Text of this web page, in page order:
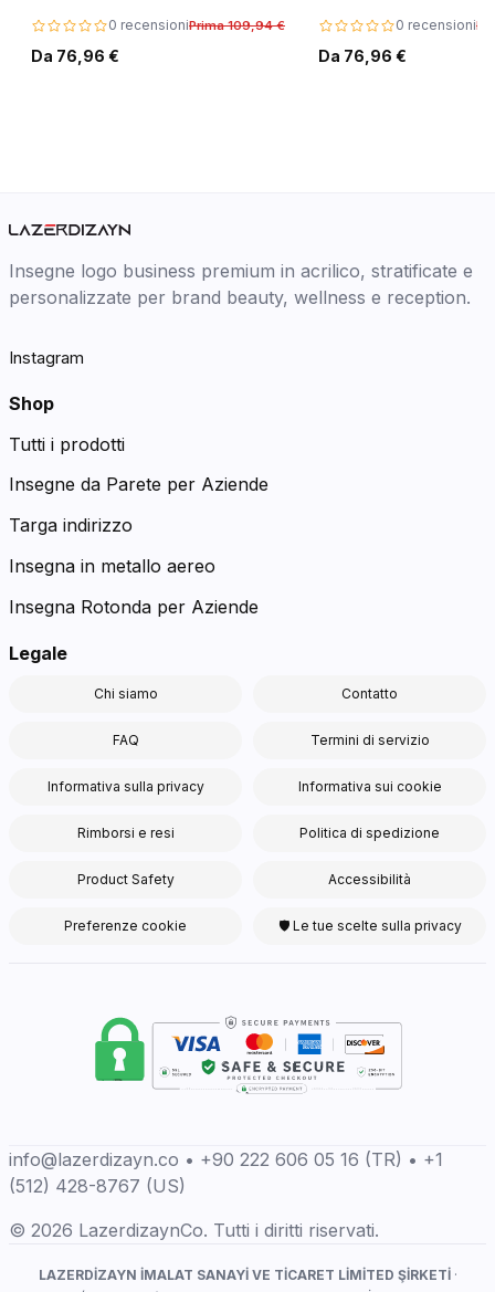
0 recensioniPrima 109,94 €
Da 76,96 €
0 recensioni
Da 76,96 €
Insegne logo business premium in acrilico, stratificate e
personalizzate per brand beauty, wellness e reception.
Instagram
Shop
Tutti i prodotti
Insegne da Parete per Aziende
Targa indirizzo
Insegna in metallo aereo
Insegna Rotonda per Aziende
Legale
Chi siamo Contatto
FAQ Termini di servizio
Informativa sulla privacy Informativa sui cookie
Rimborsi e resi Politica di spedizione
Product Safety Accessibilità
Preferenze cookie 🛡 Le tue scelte sulla privacy
info@lazerdizayn.co • +90 222 606 05 16 (TR) • +1
(512) 428-8767 (US)
© 2026 LazerdizaynCo. Tutti i diritti riservati.
LAZERDİZAYN İMALAT SANAYİ VE TİCARET LİMİTED ŞİRKETİ·